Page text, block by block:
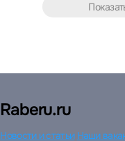
Raberu.ru
Новости и статьи Наши